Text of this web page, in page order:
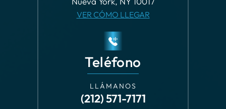
Teléfono
LLÁMANOS
(212) 571-7171